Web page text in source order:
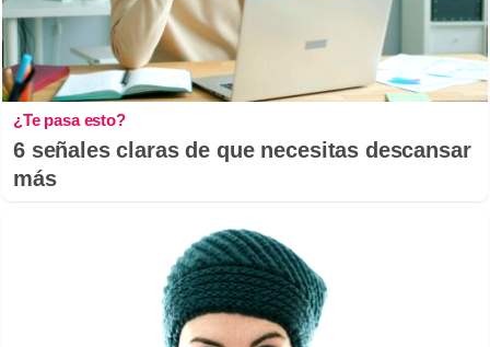
¿Te pasa esto?
6 señales claras de que necesitas descansar
más